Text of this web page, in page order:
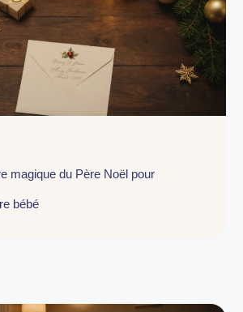
magique du Père Noël pour
bébé